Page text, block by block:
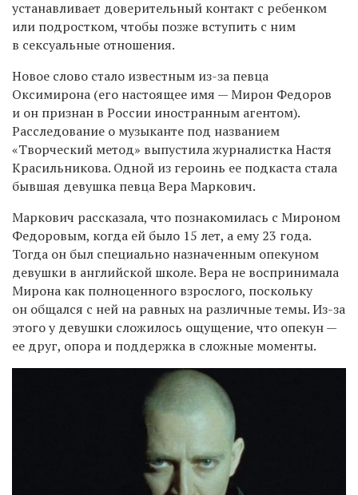
устанавливает доверительный контакт с ребенком
или подростком, чтобы позже вступить с ним
в сексуальные отношения.
Новое слово стало известным из-за певца
Оксимирона (его настоящее имя — Мирон Федоров
и он признан в России иностранным агентом).
Расследование о музыканте под названием
«Творческий метод» выпустила журналистка Настя
Красильникова. Одной из героинь ее подкаста стала
бывшая девушка певца Вера Маркович.
Маркович рассказала, что познакомилась с Мироном
Федоровым, когда ей было 15 лет, а ему 23 года.
Тогда он был специально назначенным опекуном
девушки в английской школе. Вера не воспринимала
Мирона как полноценного взрослого, поскольку
он общался с ней на равных на различные темы. Из-за
этого у девушки сложилось ощущение, что опекун —
ее друг, опора и поддержка в сложные моменты.